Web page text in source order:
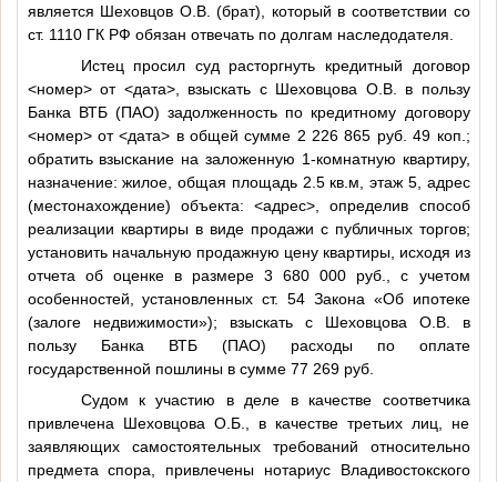
является Шеховцов О.В. (брат), который в соответствии со
ст. 1110 ГК РФ обязан отвечать по долгам наследодателя.
Истец просил суд расторгнуть кредитный договор
<номер>от <дата>, взыскать с Шеховцова О.В. в пользу
Банка ВТБ (ПАО) задолженность по кредитному договору
<номер>от<дата> в общей сумме 2 226 865 руб. 49 коп.;
обратить взыскание на заложенную 1-комнатную квартиру,
назначение: жилое, общая площадь 2.5 кв.м, этаж 5, адрес
(местонахождение) объекта: <адрес> , определив способ
реализации квартиры в виде продажи с публичных торгов;
установить начальную продажную цену квартиры, исходя из
отчета об оценке в размере 3 680 000 руб., с учетом
особенностей, установленных ст. 54 Закона «Об ипотеке
(залоге недвижимости»); взыскать с Шеховцова О.В. в
пользу Банка ВТБ (ПАО) расходы по оплате
государственной пошлины в сумме 77 269 руб.
Судом к участию в деле в качестве соответчика
привлечена Шеховцова О.Б., в качестве третьих лиц, не
заявляющих самостоятельных требований относительно
предмета спора, привлечены нотариус Владивостокского